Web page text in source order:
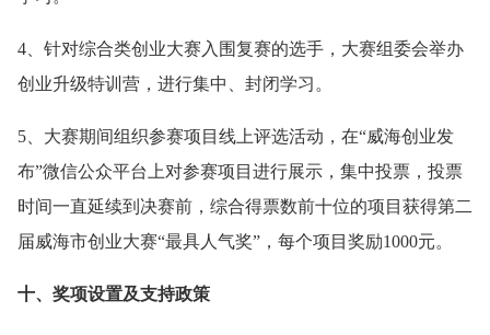
4、针对综合类创业大赛入围复赛的选手，大赛组委会举办
创业升级特训营，进行集中、封闭学习。
5、大赛期间组织参赛项目线上评选活动，在“威海创业发
布”微信公众平台上对参赛项目进行展示，集中投票，投票
时间一直延续到决赛前，综合得票数前十位的项目获得第二
届威海市创业大赛“最具人气奖”，每个项目奖励1000元。
十、奖项设置及支持政策